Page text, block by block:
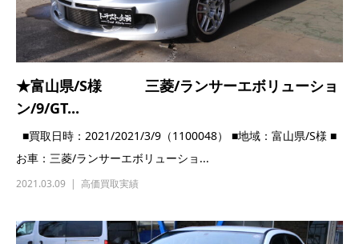
2021.03.09 高価買取実績